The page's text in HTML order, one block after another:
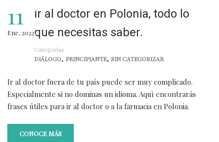
11
Ene, 2022
Ir al doctor en Polonia, todo lo
que necesitas saber.
Categorías
DIÁLOGO, PRINCIPIANTE, SIN CATEGORIZAR
Ir al doctor fuera de tu país puede ser muy complicado.
Especialmente si no dominas un idioma. Aquì encontrarás
frases útiles para ir al doctor o a la farmacia en Polonia.
CONOCE MÁS